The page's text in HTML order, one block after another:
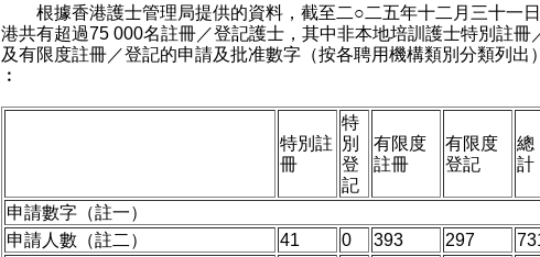
根據香港護士管理局提供的資料，截至二○二五年十二月三十一
港共有超過75 000名註冊／登記護士，其中非本地培訓護士特別註冊
及有限度註冊／登記的申請及批准數字（按各聘用機構類別分類列出
︰
特別註
冊
特
別
登
記
有限度
註冊
有限度
登記
總
計
申請數字（註一）
申請人數（註二）
41 0 393 297